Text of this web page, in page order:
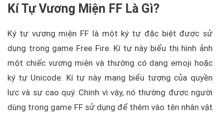
Kí Tự Vương Miện FF Là Gì?
Ký tự vương miện FF là một ký tự đặc biệt được sử
dụng trong game Free Fire. Kí tự này biểu thị hình ảnh
một chiếc vương miện và thường có dạng emoji hoặc
ký tự Unicode. Kí tự này mang biểu tượng của quyền
lực và sự cao quý. Chính vì vậy, nó thường được người
dùng trong game FF sử dụng để thêm vào tên nhân vật